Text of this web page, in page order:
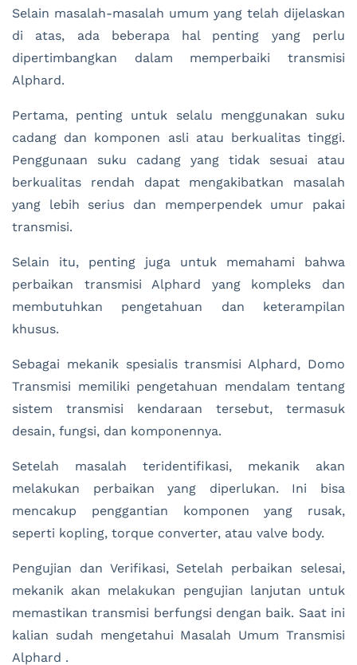
Selain masalah-masalah umum yang telah dijelaskan
di atas, ada beberapa hal penting yang perlu
dipertimbangkan dalam memperbaiki transmisi
Alphard.
Pertama, penting untuk selalu menggunakan suku
cadang dan komponen asli atau berkualitas tinggi.
Penggunaan suku cadang yang tidak sesuai atau
berkualitas rendah dapat mengakibatkan masalah
yang lebih serius dan memperpendek umur pakai
transmisi.
Selain itu, penting juga untuk memahami bahwa
perbaikan transmisi Alphard yang kompleks dan
membutuhkan pengetahuan dan keterampilan
khusus.
Sebagai mekanik spesialis transmisi Alphard, Domo
Transmisi memiliki pengetahuan mendalam tentang
sistem transmisi kendaraan tersebut, termasuk
desain, fungsi, dan komponennya.
Setelah masalah teridentifikasi, mekanik akan
melakukan perbaikan yang diperlukan. Ini bisa
mencakup penggantian komponen yang rusak,
seperti kopling, torque converter, atau valve body.
Pengujian dan Verifikasi, Setelah perbaikan selesai,
mekanik akan melakukan pengujian lanjutan untuk
memastikan transmisi berfungsi dengan baik. Saat ini
kalian sudah mengetahui Masalah Umum Transmisi
Alphard .